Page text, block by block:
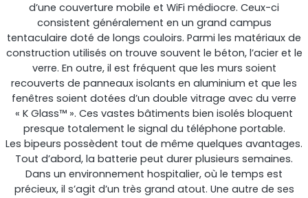
StellaPlanner
Planificateur d’installation en ligne
d’une couverture mobile et WiFi médiocre. Ceux-ci
consistent généralement en un grand campus
tentaculaire doté de longs couloirs. Parmi les matériaux de
construction utilisés on trouve souvent le béton, l’acier et le
verre. En outre, il est fréquent que les murs soient
recouverts de panneaux isolants en aluminium et que les
fenêtres soient dotées d’un double vitrage avec du verre
« K Glass™ ». Ces vastes bâtiments bien isolés bloquent
presque totalement le signal du téléphone portable.
Les bipeurs possèdent tout de même quelques avantages.
Tout d’abord, la batterie peut durer plusieurs semaines.
Dans un environnement hospitalier, où le temps est
précieux, il s’agit d’un très grand atout. Une autre de ses